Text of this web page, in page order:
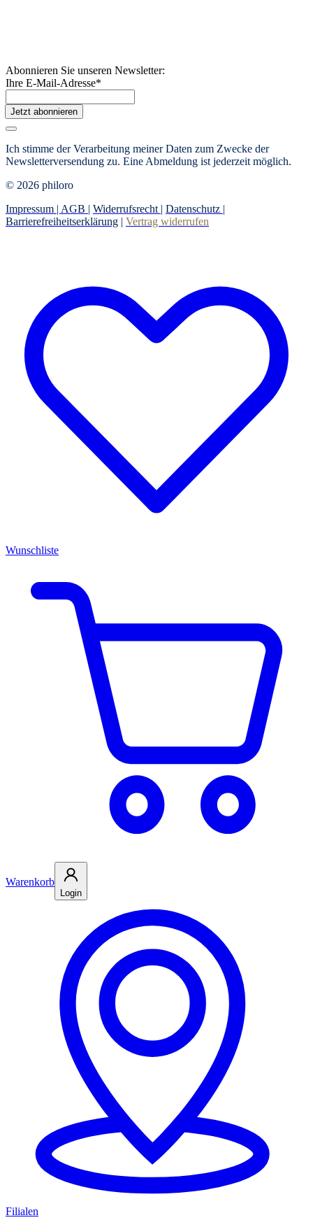
Abonnieren Sie unseren Newsletter:
Ihre E-Mail-Adresse*
Jetzt abonnieren
Ich stimme der Verarbeitung meiner Daten zum Zwecke der
Newsletterversendung zu. Eine Abmeldung ist jederzeit möglich.
© 2026 philoro
Impressum | AGB | Widerrufsrecht | Datenschutz |
Barrierefreiheitserklärung | Vertrag widerrufen
Wunschliste
Warenkorb
Login
Filialen